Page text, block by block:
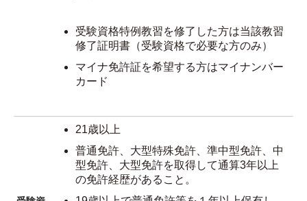
受験資格特例教習を修了した方は当該教習
修了証明書（受験資格で必要な方のみ）
マイナ免許証を希望する方はマイナンバー
カード
21歳以上
普通免許、大型特殊免許、準中型免許、中
型免許、大型免許を取得して通算3年以上
の免許経歴があること。